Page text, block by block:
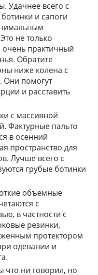
Удачнее всего с
и сапоги
не только
практичный
Обратите
ниже колена с
помогут
и расставить
с массивной
Фактурные пальто
в осенний
пространство для
Лучше всего с
грубые ботинки
объемные
с
в частности с
резинки,
протектором
одевании и
что ни говорил, но